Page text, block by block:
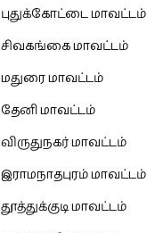
புதுக்கோட்டை மாவட்டம்
சிவகங்கை மாவட்டம்
மதுரை மாவட்டம்
தேனி மாவட்டம்
விருதுநகர் மாவட்டம்
இராமநாதபுரம் மாவட்டம்
தூத்துக்குடி மாவட்டம்